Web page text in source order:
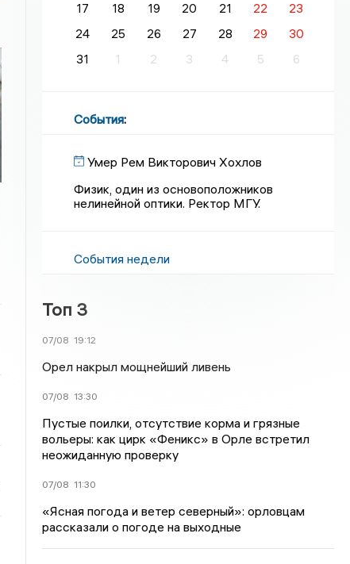
17
18 19 20 21 22
23
24
25 26 27 28 29
30
31
1 2 3 4 5 6
События:
Умер Рем Викторович Хохлов
Физик, один из основоположников
нелинейной оптики. Ректор МГУ.
События недели
Топ 3
07/08 19:12
Орел накрыл мощнейший ливень
07/08 13:30
Пустые поилки, отсутствие корма и грязные
вольеры: как цирк «Феникс» в Орле встретил
неожиданную проверку
07/08 11:30
«Ясная погода и ветер северный»: орловцам
рассказали о погоде на выходные